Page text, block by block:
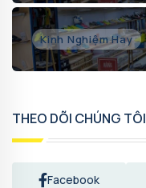
Kinh Nghiệm Hay
THEO DÕI CHÚNG TÔI
Facebook